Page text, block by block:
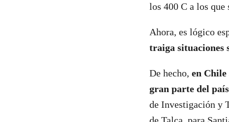
los 400 C a los que
Ahora, es lógico
traiga situaciones
De hecho, en
gran parte del
de Investigación y